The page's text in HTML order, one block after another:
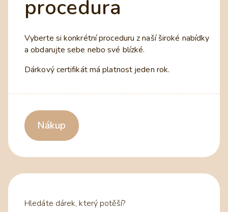
procedura
Vyberte si konkrétní proceduru z naší široké nabídky
a obdarujte sebe nebo své blízké.
Dárkový certifikát má platnost jeden rok.
Nákup
Hledáte dárek, který potěší?